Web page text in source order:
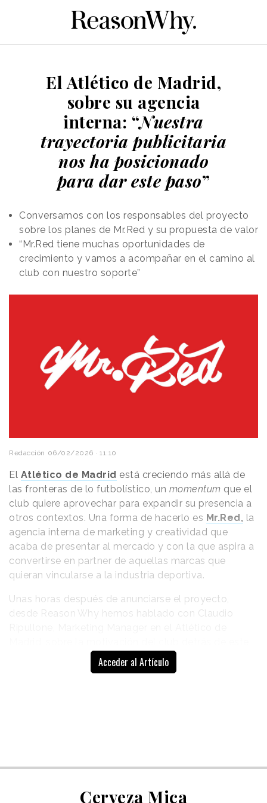
El Atlético de Madrid,
sobre su agencia
interna: “Nuestra
trayectoria publicitaria
nos ha posicionado
para dar este paso”
Conversamos con los responsables del proyecto
sobre los planes de Mr.Red y su propuesta de valor
“Mr.Red tiene muchas oportunidades de
crecimiento y vamos a acompañar en el camino al
club con nuestro soporte”
Redacción 06/02/2026 · 11:10
El Atlético de Madrid está creciendo más allá de
las fronteras de lo futbolístico, un momentum que el
club quiere aprovechar para expandir su presencia a
otros contextos. Una forma de hacerlo es Mr.Red, la
agencia interna de marketing y creatividad que
acaba de presentar al mercado y con la que aspira a
convertirse en partner de aquellas marcas que
quieran vincularse a la industria deportiva.
Unas horas después de anunciarse el proyecto,
desde Reason Why hemos hablado con Claudio
movimiento, lo que esta nueva agencia puede
aportar al sector, sobre la tendencia a la creación de
RW. ¿Por qué lanzar ahora Mr.Red? ¿Cuál es la
Acceder al Artículo
Cerveza Mica